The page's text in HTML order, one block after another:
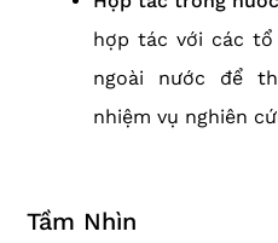
hợp tác với các
ngoài nước để
nhiệm vụ nghiên
Tầm Nhìn